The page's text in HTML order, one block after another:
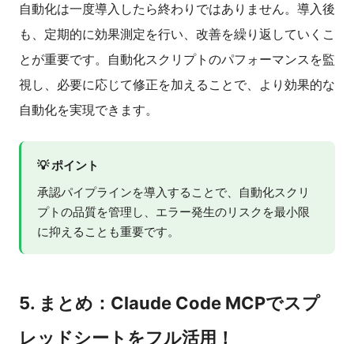
自動化は一度導入したら終わりではありません。導入後
も、定期的に効果測定を行い、改善を繰り返していくこ
とが重要です。自動化スクリプトのパフォーマンスを監
視し、必要に応じて修正を加えることで、より効果的な
自動化を実現できます。
💡 ポイント
承認パイプラインを導入することで、自動化スクリ
プトの品質を管理し、エラー発生のリスクを最小限
に抑えることも重要です。
5. まとめ：Claude Code MCPでスプ
レッドシートをフル活用！